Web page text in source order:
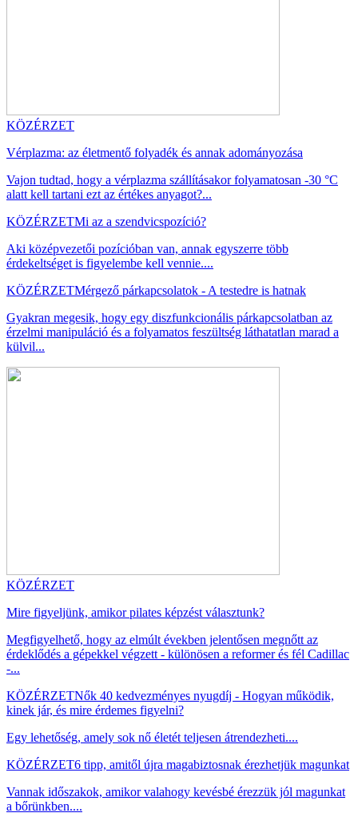
KÖZÉRZET
Vérplazma: az életmentő folyadék és annak adományozása
Vajon tudtad, hogy a vérplazma szállításakor folyamatosan -30 °C
alatt kell tartani ezt az értékes anyagot?...
KÖZÉRZETMi az a szendvicspozíció?
Aki középvezetői pozícióban van, annak egyszerre több
érdekeltséget is figyelembe kell vennie....
KÖZÉRZETMérgező párkapcsolatok - A testedre is hatnak
Gyakran megesik, hogy egy diszfunkcionális párkapcsolatban az
érzelmi manipuláció és a folyamatos feszültség láthatatlan marad a
külvil...
KÖZÉRZET
Mire figyeljünk, amikor pilates képzést választunk?
Megfigyelhető, hogy az elmúlt években jelentősen megnőtt az
érdeklődés a gépekkel végzett - különösen a reformer és fél Cadillac
-...
KÖZÉRZETNők 40 kedvezményes nyugdíj - Hogyan működik,
kinek jár, és mire érdemes figyelni?
Egy lehetőség, amely sok nő életét teljesen átrendezheti....
KÖZÉRZET6 tipp, amitől újra magabiztosnak érezhetjük magunkat
Vannak időszakok, amikor valahogy kevésbé érezzük jól magunkat
a bőrünkben....